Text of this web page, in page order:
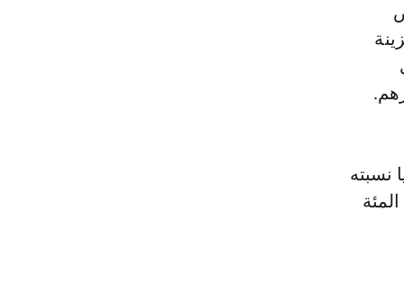
نسبته
في المئة في قروض السكن و3.7 في المئة